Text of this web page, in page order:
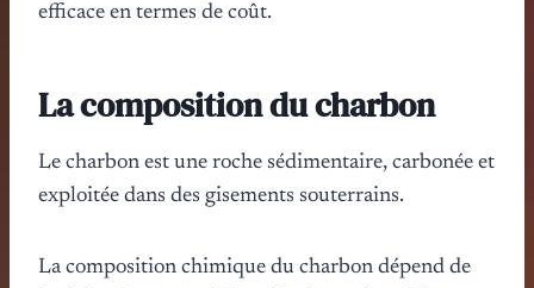
efficace en termes de coût.
La composition du charbon
Le charbon est une roche sédimentaire, carbonée et
exploitée dans des gisements souterrains.
La composition chimique du charbon dépend de